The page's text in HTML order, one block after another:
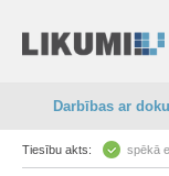
Darbības ar
Tiesību akts: spēkā